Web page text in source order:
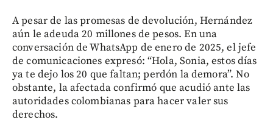
A pesar de las promesas de devolución, Hernández
aún le adeuda 20 millones de pesos. En una
conversación de WhatsApp de enero de 2025, el jefe
de comunicaciones expresó: “Hola, Sonia, estos días
ya te dejo los 20 que faltan; perdón la demora”. No
obstante, la afectada confirmó que acudió ante las
autoridades colombianas para hacer valer sus
derechos.